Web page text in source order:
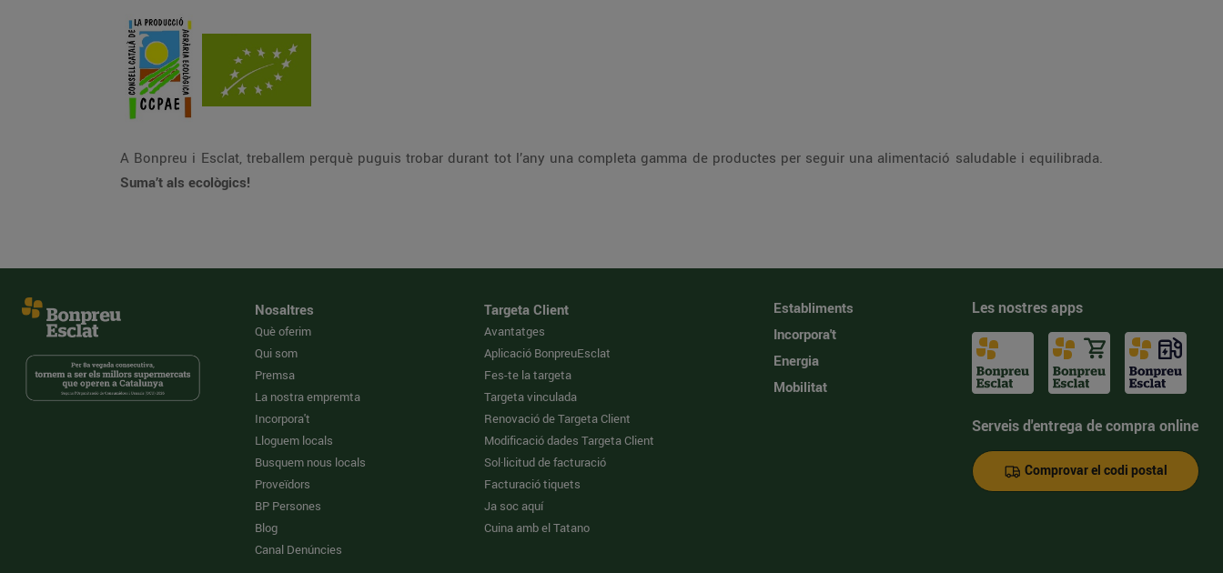
A Bonpreu i Esclat, treballem perquè puguis trobar durant tot l’any una completa gamma de productes per seguir una alimentació saludable i equilibrada.
Suma’t als ecològics!
Nosaltres
Què oferim
Qui som
Premsa
La nostra empremta
Incorpora't
Lloguem locals
Busquem nous locals
Proveïdors
BP Persones
Blog
Canal Denúncies
Targeta Client
Avantatges
Aplicació BonpreuEsclat
Fes-te la targeta
Targeta vinculada
Renovació de Targeta Client
Modificació dades Targeta Client
Sol·licitud de facturació
Facturació tiquets
Ja soc aquí
Cuina amb el Tatano
Establiments
Incorpora't
Energia
Mobilitat
Les nostres apps
Serveis d'entrega de compra online
Comprovar el codi postal